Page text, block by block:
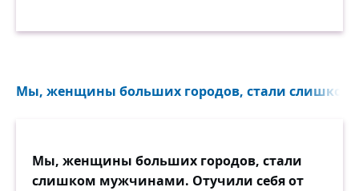
Мы, женщины больших городов, стали
Мы, женщины больших городов, стали
слишком мужчинами. Отучили себя от